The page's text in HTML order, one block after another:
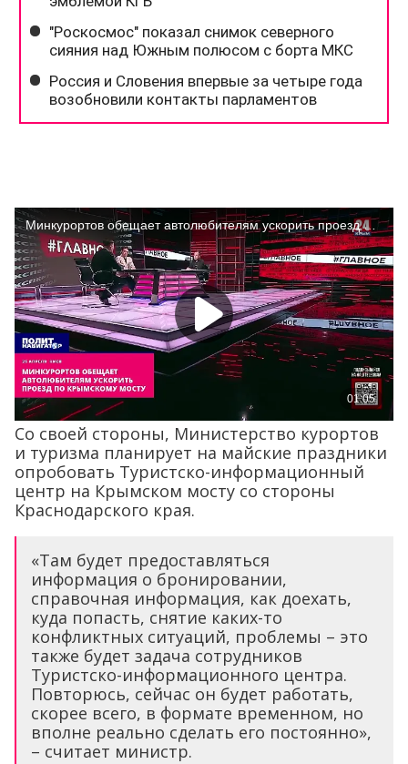
Со своей стороны, Министерство курортов
и туризма планирует на майские праздники
опробовать Туристско-информационный
центр на Крымском мосту со стороны
Краснодарского края.
«Там будет предоставляться
информация о бронировании,
справочная информация, как доехать,
куда попасть, снятие каких-то
конфликтных ситуаций, проблемы – это
также будет задача сотрудников
Туристско-информационного центра.
Повторюсь, сейчас он будет работать,
скорее всего, в формате временном, но
вполне реально сделать его постоянно»,
– считает министр.